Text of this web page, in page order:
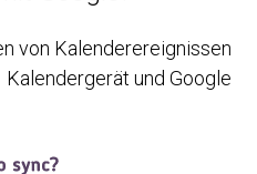
von Kalenderereignissen
und Google